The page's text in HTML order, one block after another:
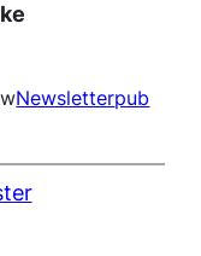
Newsletterpub